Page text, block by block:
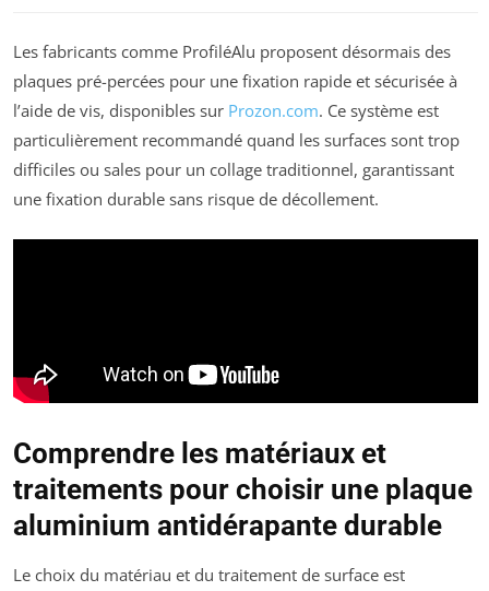
Les fabricants comme ProfiléAlu proposent désormais des
plaques pré-percées pour une fixation rapide et sécurisée à
l’aide de vis, disponibles sur Prozon.com. Ce système est
particulièrement recommandé quand les surfaces sont trop
difficiles ou sales pour un collage traditionnel, garantissant
une fixation durable sans risque de décollement.
Comprendre les matériaux et
traitements pour choisir une plaque
aluminium antidérapante durable
Le choix du matériau et du traitement de surface est